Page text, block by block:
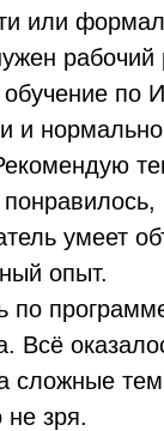
или
рабочий
по
и
умеет
опыт.
по
Всё
сложные
не зря.